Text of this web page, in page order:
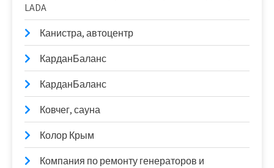
LADA
Канистра, автоцентр
КарданБаланс
КарданБаланс
Ковчег, сауна
Колор Крым
Компания по ремонту генераторов и